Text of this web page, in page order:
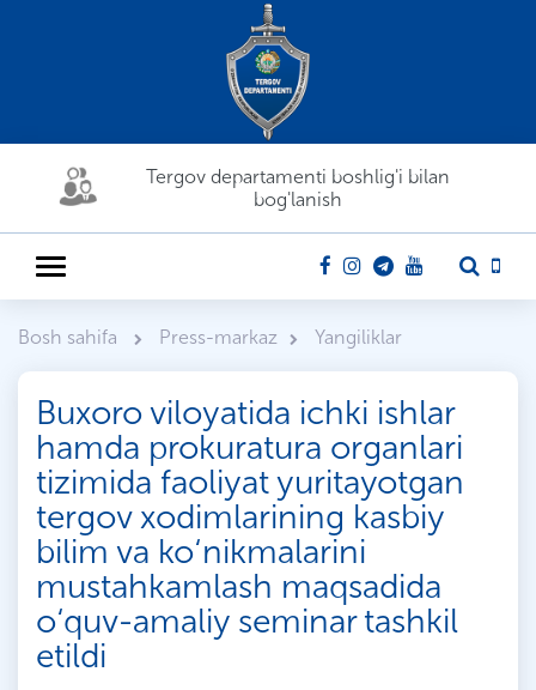
Tergov departamenti boshlig'i bilan
bog'lanish
Bosh sahifa Press-markaz Yangiliklar
Buxoro viloyatida ichki ishlar
hamda prokuratura organlari
tizimida faoliyat yuritayotgan
tergov xodimlarining kasbiy
bilim va ko‘nikmalarini
mustahkamlash maqsadida
o‘quv-amaliy seminar tashkil
etildi